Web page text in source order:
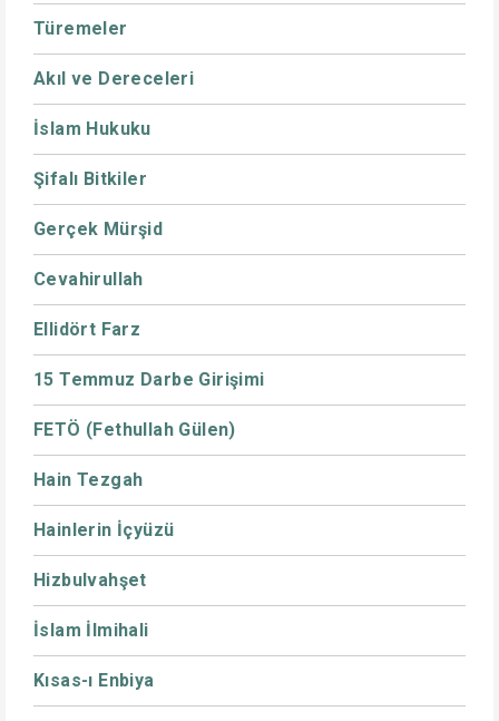
Türemeler
Akıl ve Dereceleri
İslam Hukuku
Şifalı Bitkiler
Gerçek Mürşid
Cevahirullah
Ellidört Farz
15 Temmuz Darbe Girişimi
FETÖ (Fethullah Gülen)
Hain Tezgah
Hainlerin İçyüzü
Hizbulvahşet
İslam İlmihali
Kısas-ı Enbiya